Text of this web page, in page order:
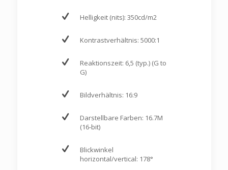
Helligkeit (nits): 350cd/m2
Kontrastverhältnis: 5000:1
Reaktionszeit: 6,5 (typ.) (G to
G)
Bildverhältnis: 16:9
Darstellbare Farben: 16.7M
(16-bit)
Blickwinkel
horizontal/vertical: 178°